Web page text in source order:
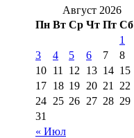
Август 2026
Пн Вт Ср Чт Пт Сб
« Июл
1
3
4 5 6 7 8
10 11 12 13 14 15
17 18 19 20 21 22
24 25 26 27 28 29
31